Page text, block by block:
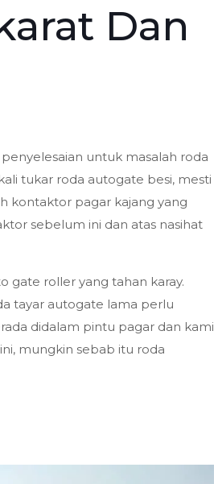
Dan
untuk masalah roda
tukar roda autogate besi, mesti
kontaktor pagar kajang yang
sebelum ini dan atas nasihat
gate roller yang tahan karay.
tayar autogate lama perlu
didalam pintu pagar dan kami
mungkin sebab itu roda